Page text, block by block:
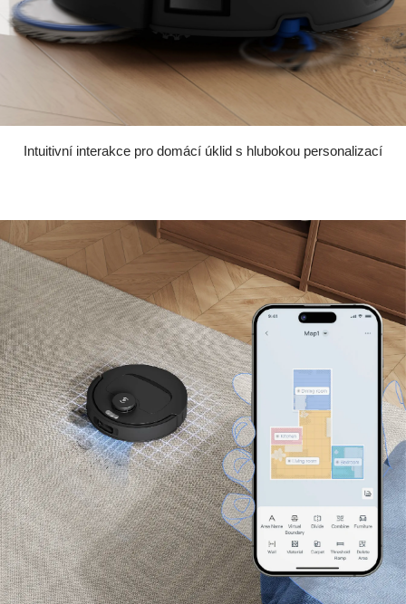
Intuitivní interakce pro domácí úklid s hlubokou personalizací